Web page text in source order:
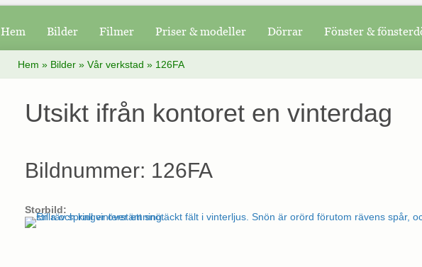
Hem Bilder Filmer Priser & modeller Dörrar Fönster &
Hem » Bilder» Vår verkstad » 126FA
Utsikt ifrån kontoret en vinterdag
Bildnummer: 126FA
Storbild: